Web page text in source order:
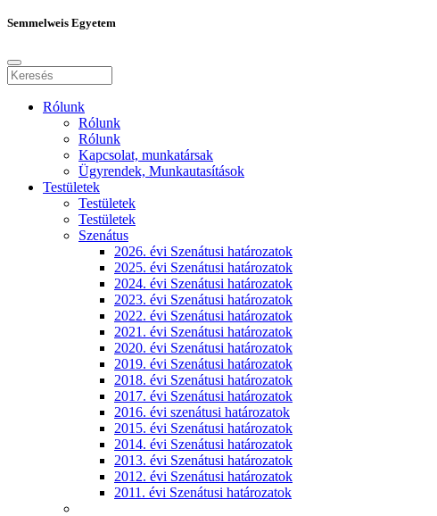
Semmelweis Egyetem
Rólunk
Rólunk
Rólunk
Kapcsolat, munkatársak
Ügyrendek, Munkautasítások
Testületek
Testületek
Testületek
Szenátus
2026. évi Szenátusi határozatok
2025. évi Szenátusi határozatok
2024. évi Szenátusi határozatok
2023. évi Szenátusi határozatok
2022. évi Szenátusi határozatok
2021. évi Szenátusi határozatok
2020. évi Szenátusi határozatok
2019. évi Szenátusi határozatok
2018. évi Szenátusi határozatok
2017. évi Szenátusi határozatok
2016. évi szenátusi határozatok
2015. évi Szenátusi határozatok
2014. évi Szenátusi határozatok
2013. évi Szenátusi határozatok
2012. évi Szenátusi határozatok
2011. évi Szenátusi határozatok